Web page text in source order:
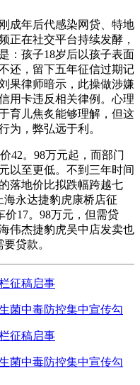
年后代感染网贷、特地
正在社交平台持续发酵，
：孩子18岁后以孩子表面
还，留下五年征信过期记
果律师暗示，此操做涉嫌
用卡违反相关律例。心理
育儿焦炙能够理解，但这
为，弊弘远于利。
。98万元起，而部门
以至更低。不到三年时间
落地价比拟跌幅跨越七
海永达捷豹虎康桥店征
17。98万元，但需贷
伟杰捷豹虎吴中店发卖也
贷款。
征稿启事
菌中毒防控集中宣传勾
征稿启事
菌中毒防控集中宣传勾